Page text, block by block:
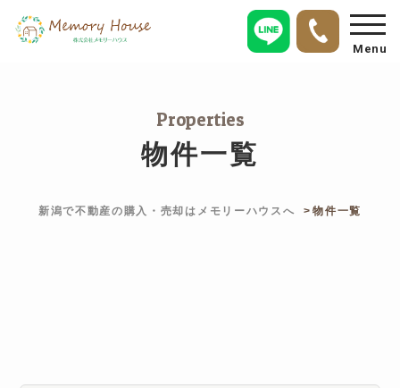
Menu
Properties
物件一覧
新潟で不動産の購入・売却はメモリーハウスへ 物件一覧